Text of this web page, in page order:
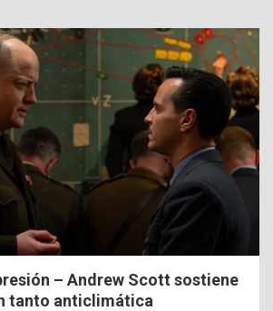
– Andrew Scott sostiene
tanto anticlimática